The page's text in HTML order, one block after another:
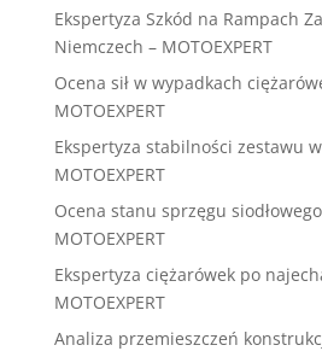
Ekspertyza Szkód na Rampach
Niemczech – MOTOEXPERT
Ocena sił w wypadkach
MOTOEXPERT
Ekspertyza stabilności zestawu
MOTOEXPERT
Ocena stanu sprzęgu
MOTOEXPERT
Ekspertyza ciężarówek po
MOTOEXPERT
Analiza przemieszczeń